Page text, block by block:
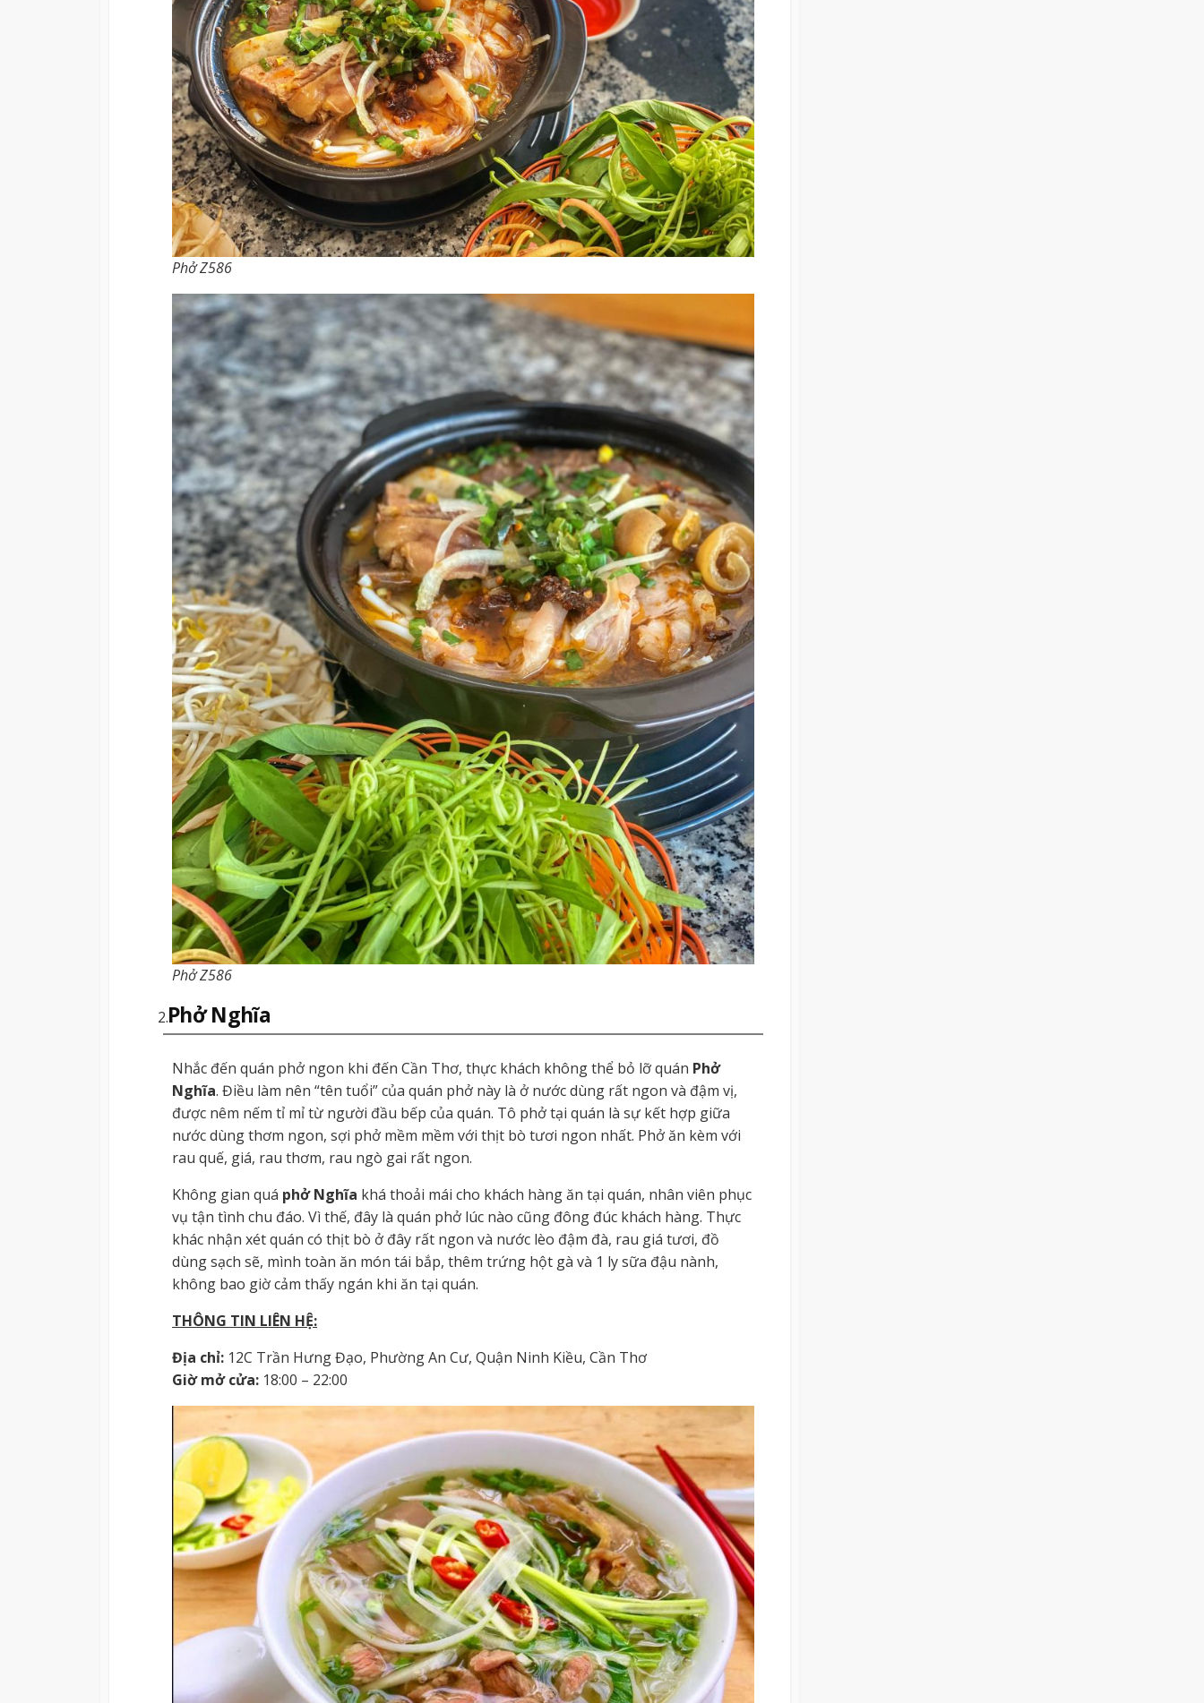
Phở Z586
Phở Z586
Phở Nghĩa
Nhắc đến quán phở ngon khi đến Cần Thơ, thực khách không thể bỏ lỡ quán Phở
Nghĩa. Điều làm nên “tên tuổi” của quán phở này là ở nước dùng rất ngon và đậm vị,
được nêm nếm tỉ mỉ từ người đầu bếp của quán. Tô phở tại quán là sự kết hợp giữa
nước dùng thơm ngon, sợi phở mềm mềm với thịt bò tươi ngon nhất. Phở ăn kèm với
rau quế, giá, rau thơm, rau ngò gai rất ngon.
Không gian quá phở Nghĩa khá thoải mái cho khách hàng ăn tại quán, nhân viên phục
vụ tận tình chu đáo. Vì thế, đây là quán phở lúc nào cũng đông đúc khách hàng. Thực
khác nhận xét quán có thịt bò ở đây rất ngon và nước lèo đậm đà, rau giá tươi, đồ
dùng sạch sẽ, mình toàn ăn món tái bắp, thêm trứng hột gà và 1 ly sữa đậu nành,
không bao giờ cảm thấy ngán khi ăn tại quán.
THÔNG TIN LIÊN HỆ:
Địa chỉ: 12C Trần Hưng Đạo, Phường An Cư, Quận Ninh Kiều, Cần Thơ
Giờ mở cửa: 18:00 – 22:00